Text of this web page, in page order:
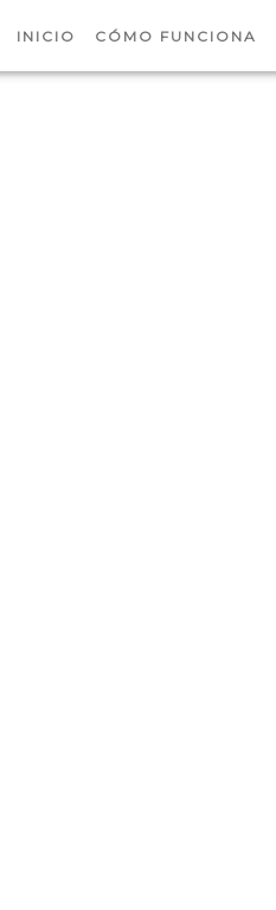
INICIO CÓMO FUNCIONA